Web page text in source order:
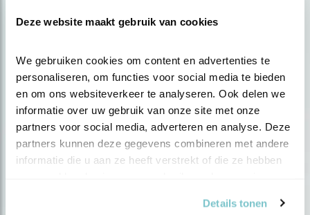
Deze website maakt gebruik van cookies
We gebruiken cookies om content en advertenties te
personaliseren, om functies voor social media te bieden
en om ons websiteverkeer te analyseren. Ook delen we
informatie over uw gebruik van onze site met onze
partners voor social media, adverteren en analyse. Deze
partners kunnen deze gegevens combineren met andere
informatie die u aan ze heeft verstrekt of die ze hebben
Details tonen